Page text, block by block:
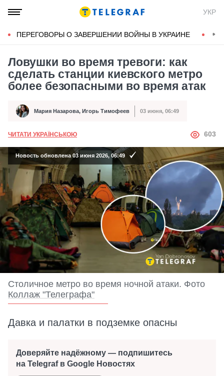
УКР
ПЕРЕГОВОРЫ О ЗАВЕРШЕНИИ ВОЙНЫ В УКРАИНЕ
Ловушки во время тревоги: как
сделать станции киевского метро
более безопасными во время атак
Автор Мария Назарова, Игорь Тимофеев
Дата публикации 03 июня, 06:49
ЧИТАТИ УКРАЇНСЬКОЮ АВТОР
603
Новость обновлена 03 июня 2026, 06:49
Столичное метро во время ночной атаки. Фото
Коллаж "Телеграфа"
Давка и палатки в подземке опасны
Доверяйте надёжному — подпишитесь
на Telegraf в Google Новостях